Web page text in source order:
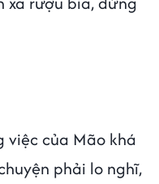
việc của Mão khá
phải lo nghĩ,